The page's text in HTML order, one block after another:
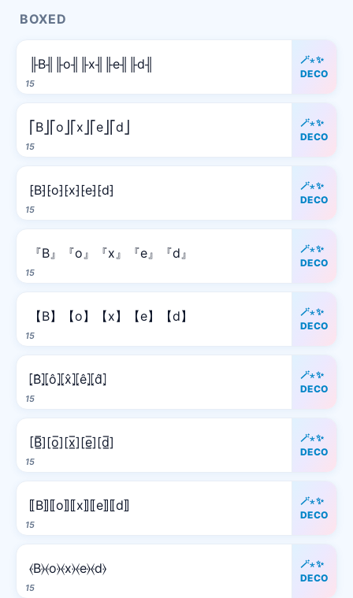
BOXED
15
╟B╢╟o╢╟x╢╟e╢╟d╢
🪄⋆✨
DECO
15
⎡B⎦⎡o⎦⎡x⎦⎡e⎦⎡d⎦
🪄⋆✨
DECO
15
⁅B⁆⁅o⁆⁅x⁆⁅e⁆⁅d⁆
🪄⋆✨
DECO
15
『B』『o』『x』『e』『d』
🪄⋆✨
DECO
15
【B】【o】【x】【e】【d】
🪄⋆✨
DECO
15
⦏B̂⦎⦏ô⦎⦏x̂⦎⦏ê⦎⦏d̂⦎
🪄⋆✨
DECO
15
[B̲̅][o̲̅][x̲̅][e̲̅][d̲̅]
🪄⋆✨
DECO
15
⟦B⟧⟦o⟧⟦x⟧⟦e⟧⟦d⟧
🪄⋆✨
DECO
15
⦑B⦒⦑o⦒⦑x⦒⦑e⦒⦑d⦒
🪄⋆✨
DECO